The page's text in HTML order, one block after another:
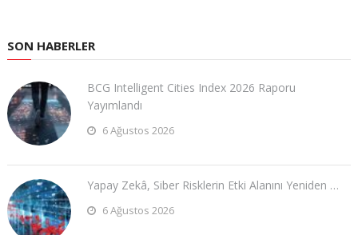
SON HABERLER
BCG Intelligent Cities Index 2026 Raporu
Yayımlandı
6 Ağustos 2026
Yapay Zekâ, Siber Risklerin Etki Alanını Yeniden …
6 Ağustos 2026